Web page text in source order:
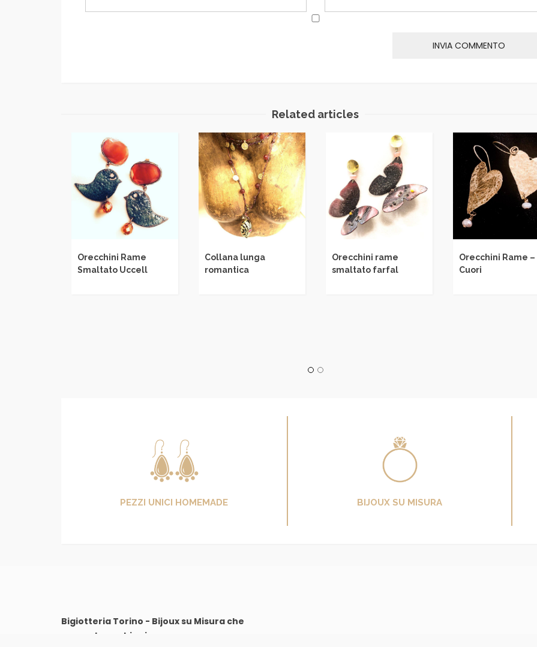
Related articles
Orecchini Rame
Smaltato Uccell
Collana lunga
romantica
Orecchini rame
smaltato farfal
Orecchini Rame –
Cuori
PEZZI UNICI HOMEMADE BIJOUX SU MISURA
Bigiotteria Torino - Bijoux su Misura che
raccontano chi sei